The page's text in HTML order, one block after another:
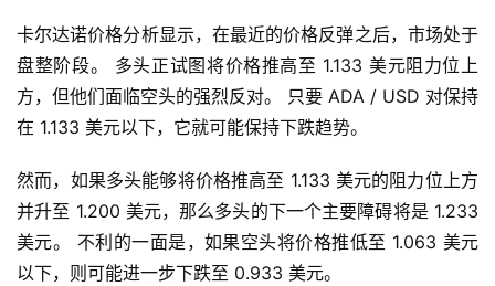
卡尔达诺价格分析显示，在最近的价格反弹之后，市场处于
盘整阶段。 多头正试图将价格推高至 1.133 美元阻力位上
方，但他们面临空头的强烈反对。 只要 ADA / USD 对保持
在 1.133 美元以下，它就可能保持下跌趋势。
然而，如果多头能够将价格推高至 1.133 美元的阻力位上方
并升至 1.200 美元，那么多头的下一个主要障碍将是 1.233
美元。 不利的一面是，如果空头将价格推低至 1.063 美元
以下，则可能进一步下跌至 0.933 美元。